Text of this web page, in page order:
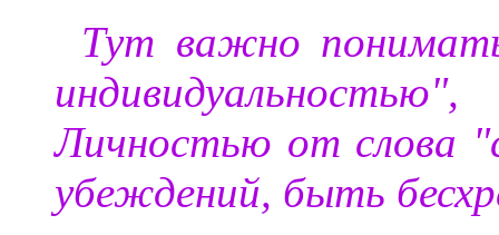
Тут важно
Личностью от слова
убеждений, быть